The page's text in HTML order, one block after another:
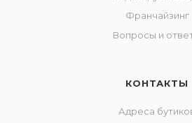
Франчайзинг
Вопросы и
КОНТАКТЫ
Адреса